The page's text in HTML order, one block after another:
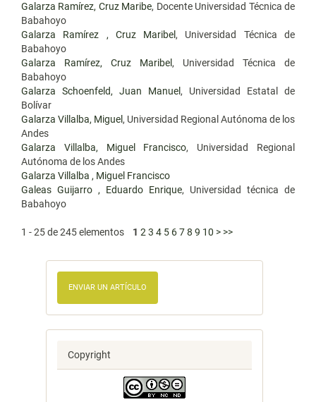
Galarza Ramírez, Cruz Maribe, Docente Universidad Técnica de
Babahoyo
Galarza Ramírez , Cruz Maribel , Universidad Técnica de
Babahoyo
Galarza Ramírez, Cruz Maribel , Universidad Técnica de
Babahoyo
Galarza Schoenfeld, Juan Manuel , Universidad Estatal de
Bolívar
Galarza Villalba, Miguel , Universidad Regional Autónoma de los
Andes
Galarza Villalba, Miguel Francisco, Universidad Regional
Autónoma de los Andes
Galarza Villalba , Miguel Francisco
Galeas Guijarro , Eduardo Enrique, Universidad técnica de
Babahoyo
1 - 25 de 245 elementos 1 2 3 4 5 678 9 10 > >>
ENVIAR UN ARTÍCULO
Copyright